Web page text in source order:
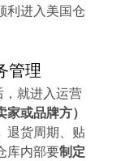
利进入美国仓
管理
或品牌方）
退货周期、贴
库内部要制定